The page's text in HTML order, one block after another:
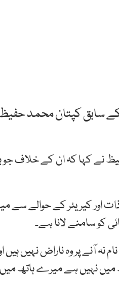
کے سابق کپتان محمد
نے کہا کہ ان کے خلاف
اور کیریئر کے حوالے
کو سامنے لانا ہے۔
نام نہ آنے پر وہ ناراض
میں نہیں ہے میرے ہاتھ